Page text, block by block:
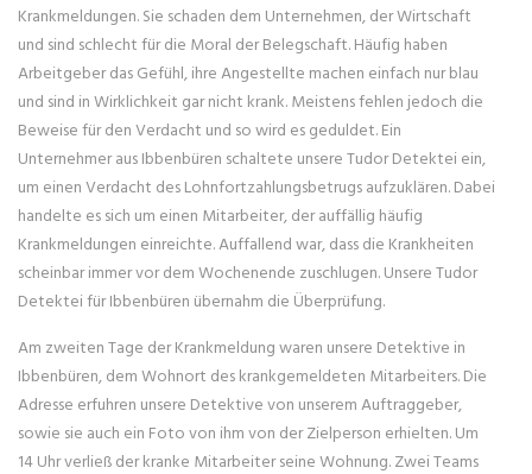
Krankmeldungen. Sie schaden dem Unternehmen, der Wirtschaft
und sind schlecht für die Moral der Belegschaft. Häufig haben
Arbeitgeber das Gefühl, ihre Angestellte machen einfach nur blau
und sind in Wirklichkeit gar nicht krank. Meistens fehlen jedoch die
Beweise für den Verdacht und so wird es geduldet. Ein
Unternehmer aus Ibbenbüren schaltete unsere Tudor Detektei ein,
um einen Verdacht des Lohnfortzahlungsbetrugs aufzuklären. Dabei
handelte es sich um einen Mitarbeiter, der auffällig häufig
Krankmeldungen einreichte. Auffallend war, dass die Krankheiten
scheinbar immer vor dem Wochenende zuschlugen. Unsere Tudor
Detektei für Ibbenbüren übernahm die Überprüfung.
Am zweiten Tage der Krankmeldung waren unsere Detektive in
Ibbenbüren, dem Wohnort des krankgemeldeten Mitarbeiters. Die
Adresse erfuhren unsere Detektive von unserem Auftraggeber,
sowie sie auch ein Foto von ihm von der Zielperson erhielten. Um
14 Uhr verließ der kranke Mitarbeiter seine Wohnung. Zwei Teams